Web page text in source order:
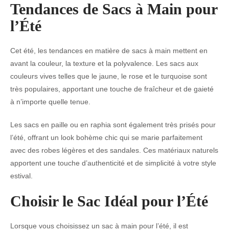
Tendances de Sacs à Main pour
l’Été
Cet été, les tendances en matière de sacs à main mettent en
avant la couleur, la texture et la polyvalence. Les sacs aux
couleurs vives telles que le jaune, le rose et le turquoise sont
très populaires, apportant une touche de fraîcheur et de gaieté
à n’importe quelle tenue.
Les sacs en paille ou en raphia sont également très prisés pour
l’été, offrant un look bohème chic qui se marie parfaitement
avec des robes légères et des sandales. Ces matériaux naturels
apportent une touche d’authenticité et de simplicité à votre style
estival.
Choisir le Sac Idéal pour l’Été
Lorsque vous choisissez un sac à main pour l’été, il est